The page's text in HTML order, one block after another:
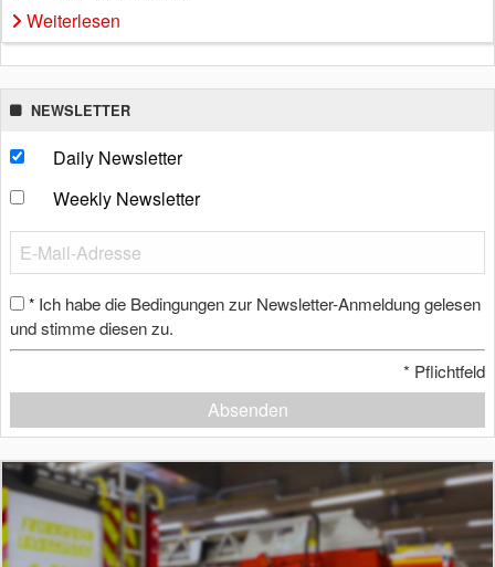
Weiterlesen
NEWSLETTER
Daily Newsletter
Weekly Newsletter
* Ich habe die Bedingungen zur Newsletter-Anmeldung gelesen
und stimme diesen zu.
* Pflichtfeld
Absenden